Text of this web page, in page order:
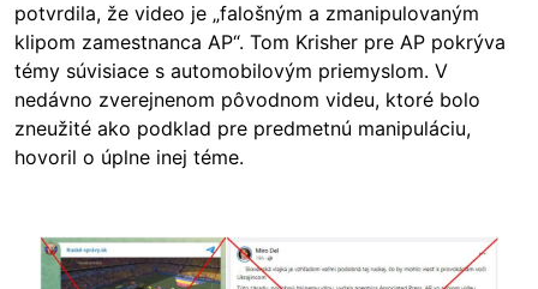
potvrdila, že video je „falošným a zmanipulovaným
klipom zamestnanca AP“. Tom Krisher pre AP pokrýva
témy súvisiace s automobilovým priemyslom. V
nedávno zverejnenom pôvodnom videu, ktoré bolo
zneužité ako podklad pre predmetnú manipuláciu,
hovoril o úplne inej téme.
Image